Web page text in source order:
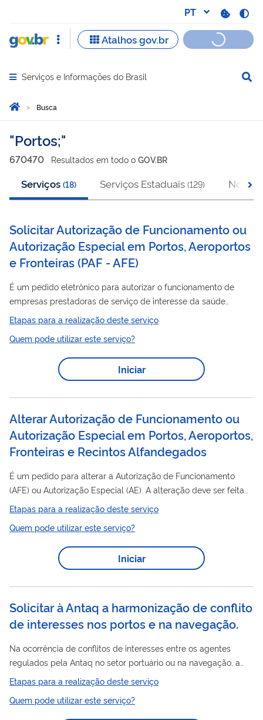
Abrir menu principal de navegação
Serviços e Informações do Brasil
Você está aqui:
Página Inicial
Busca
Busca
Portos;
670470 Resultados em todo o GOV.BR
Serviços (18) Serviços Estaduais (129)
Solicitar Autorização de Funcionamento ou
Autorização Especial em Portos, Aeroportos
e Fronteiras(PAF - AFE)
É um pedido eletrônico para autorizar o funcionamento de
empresas prestadoras de serviço de interesse da saúde
pública em área dePortos, Aeroportos, Fronteiras e Recintos
a publicação da autorização. Clique aqui para saber mais .
Etapas para a realização deste serviço
Quem pode utilizar este serviço?
Iniciar
Alterar Autorização de Funcionamento ou
Autorização Especial em Portos, Aeroportos,
Fronteiras e Recintos Alfandegados
É um pedido para alterar a Autorização de Funcionamento
(AFE) ou Autorização Especial (AE). A alteração deve ser feita
nas seguintes hipóteses: I – Mudança de endereço II –
Alteração de razão social III – Mudança de responsável técnico
IV – Mudança de representante legal
Etapas para a realização deste serviço
Quem pode utilizar este serviço?
Iniciar
Solicitar à Antaq a harmonização de conflito
de interesses nos portos e na navegação.
Na ocorrência de conflitos de interesses entre os agentes
regulados pela Antaq no setor portuário ou na navegação, a
partir da solicitação de uma das partes, é iniciado um processo
de harmonização, no qual todas as partes envolvidas terão
ampla oportunidade de manifestação, e, caso não haja acordo,
Etapas para a realização deste serviço
Quem pode utilizar este serviço?